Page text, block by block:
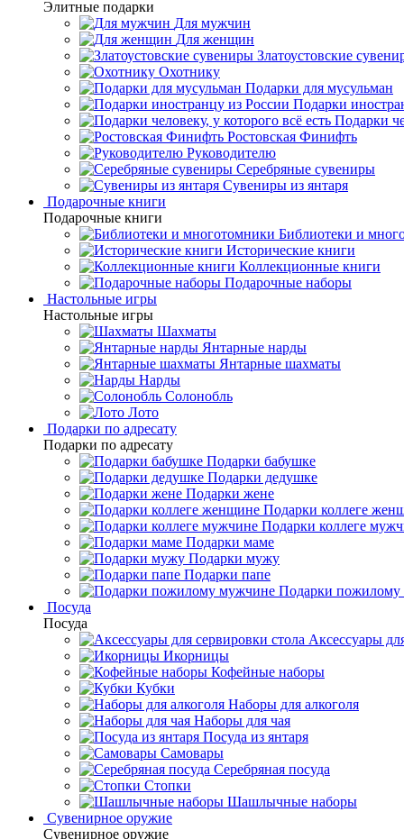
Элитные подарки
Для мужчин
Для женщин
Златоустовские
Охотнику
Подарки для мусульман
Подарки
Подарки
Ростовская Финифть
Руководителю
Серебряные сувениры
Сувениры из янтаря
Подарочные книги
Подарочные книги
Библиотеки и
Исторические книги
Коллекционные книги
Подарочные наборы
Настольные игры
Настольные игры
Шахматы
Янтарные нарды
Янтарные шахматы
Нарды
Солонобль
Лото
Подарки по адресату
Подарки по адресату
Подарки бабушке
Подарки дедушке
Подарки жене
Подарки коллеге
Подарки коллеге
Подарки маме
Подарки мужу
Подарки папе
Подарки
Посуда
Посуда
Аксессуары
Икорницы
Кофейные наборы
Кубки
Наборы для алкоголя
Наборы для чая
Посуда из янтаря
Самовары
Серебряная посуда
Стопки
Шашлычные наборы
Сувенирное оружие
Сувенирное оружие